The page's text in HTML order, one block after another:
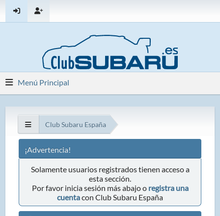
Menú Principal
Club Subaru España
¡Advertencia!
Solamente usuarios registrados tienen acceso a
esta sección.
Por favor inicia sesión más abajo o registra una
cuentacon Club Subaru España